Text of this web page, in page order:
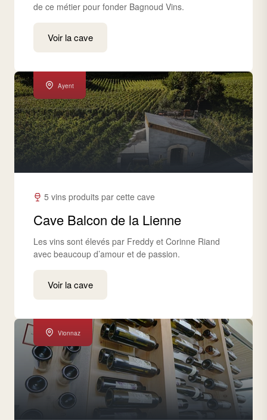
de ce métier pour fonder Bagnoud Vins.
Voir la cave
Ayent
5 vins produits par cette cave
Cave Balcon de la Lienne
Les vins sont élevés par Freddy et Corinne Riand
avec beaucoup d’amour et de passion.
Voir la cave
Vionnaz